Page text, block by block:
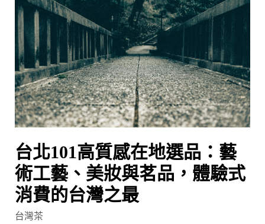
台北101高質感在地選品：藝
術工藝、美妝與茗品，體驗式
消費的台灣之最
台灣茶
101
高
質
感
在
地
選
品：
術
工
藝、
美
妝